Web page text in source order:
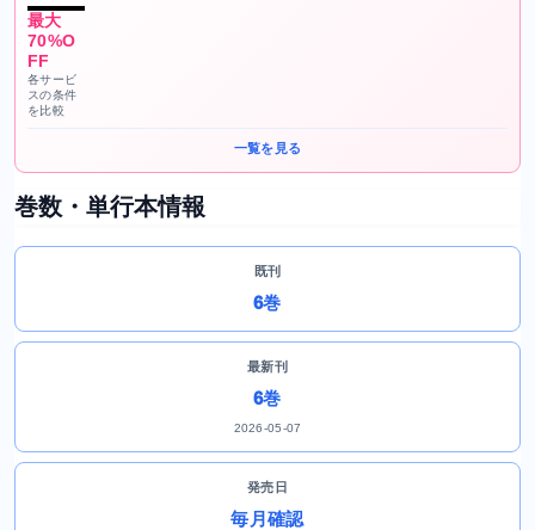
最大
70%O
FF
各サービ
スの条件
を比較
一覧を見る
巻数・単行本情報
既刊
6巻
最新刊
6巻
2026-05-07
発売日
毎月確認